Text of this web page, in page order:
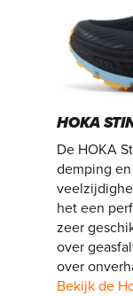
HOKA
De HOKA
demping
het een
zeer
over
over
Bekijk de